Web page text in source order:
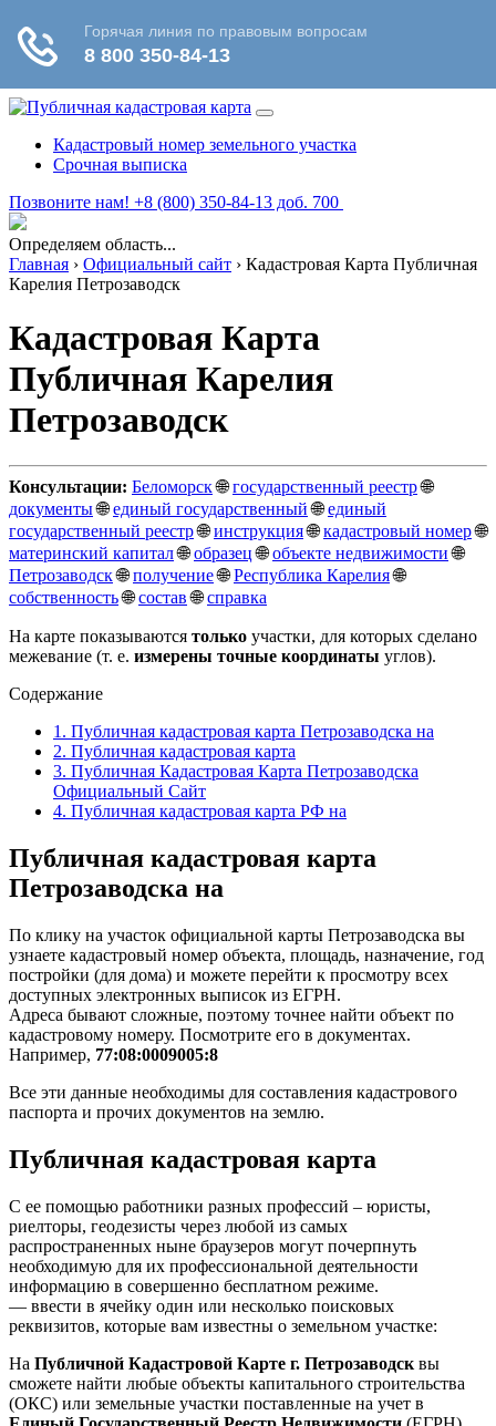
Кадастровый номер земельного участка
Срочная выписка
Позвоните нам! +8 (800) 350-84-13 доб. 700
Определяем область...
Главная › Официальный сайт › Кадастровая Карта Публичная
Карелия Петрозаводск
Кадастровая Карта
Публичная Карелия
Петрозаводск
Консультации: Беломорск🌐государственный реестр🌐
документы🌐единый государственный🌐единый
государственный реестр🌐инструкция🌐кадастровый номер🌐
материнский капитал🌐образец🌐объекте недвижимости🌐
Петрозаводск🌐получение🌐Республика Карелия🌐
собственность🌐состав🌐справка
На карте показываются только участки, для которых сделано
межевание (т. е. измерены точные координаты углов).
Содержание
1. Публичная кадастровая карта Петрозаводска на
2. Публичная кадастровая карта
3. Публичная Кадастровая Карта Петрозаводска
Официальный Сайт
4. Публичная кадастровая карта РФ на
Публичная кадастровая карта
Петрозаводска на
По клику на участок официальной карты Петрозаводска вы
узнаете кадастровый номер объекта, площадь, назначение, год
постройки (для дома) и можете перейти к просмотру всех
доступных электронных выписок из ЕГРН.
Адреса бывают сложные, поэтому точнее найти объект по
кадастровому номеру. Посмотрите его в документах.
Например, 77:08:0009005:8
Все эти данные необходимы для составления кадастрового
паспорта и прочих документов на землю.
Публичная кадастровая карта
С ее помощью работники разных профессий – юристы,
риелторы, геодезисты через любой из самых
распространенных ныне браузеров могут почерпнуть
необходимую для их профессиональной деятельности
информацию в совершенно бесплатном режиме.
— ввести в ячейку один или несколько поисковых
реквизитов, которые вам известны о земельном участке:
На Публичной Кадастровой Карте г. Петрозаводск вы
сможете найти любые объекты капитального строительства
(ОКС) или земельные участки поставленные на учет в